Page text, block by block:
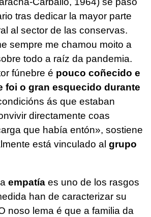
tras dedicar la mayor parte
al sector de las conservas.
sempre me chamou moito a
todo a raíz da pandemia.
fúnebre é pouco coñecido e
foi o gran esquecido durante
ás que estaban
directamente coas
que había entón», sostiene
está vinculado al grupo
empatía es uno de los rasgos
han de caracterizar su
noso lema é que a familia da